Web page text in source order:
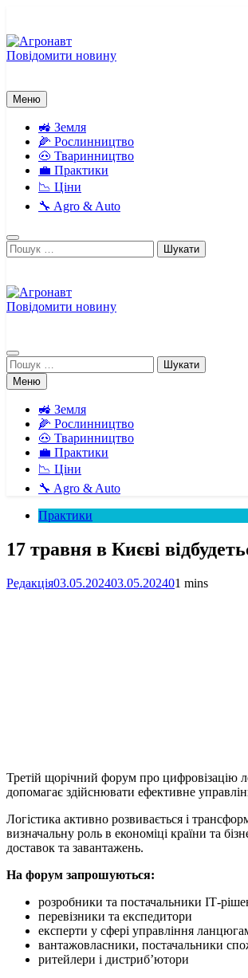
вмісту
Повідомити новину
Меню
🚜 Земля
🌽 Рослинництво
🐽 Тваринництво
💼 Практики
📉 Ціни
🔧 Agro & Auto
Пошук:
Повідомити новину
Пошук:
Меню
🚜 Земля
🌽 Рослинництво
🐽 Тваринництво
💼 Практики
📉 Ціни
🔧 Agro & Auto
Практики
17 травня в Києві
Редакція03.05.202403.05.202401 mins
Link
Print
Третій щорічний форум про цифровізацію
допомагає здійснювати ефективне
Логістика активно розвивається і
визначальну роль в економіці країни та
доставок та завантажень.
На форум запрошуються:
розробники та постачальники ІТ-
перевізники та експедитори
експерти у сфері управління
вантажовласники, постачальники
ритейлери і дистриб’ютори